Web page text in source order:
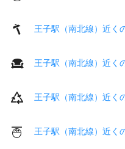
王子駅（南北線）近く
王子駅（南北線）近く
王子駅（南北線）近く
王子駅（南北線）近く